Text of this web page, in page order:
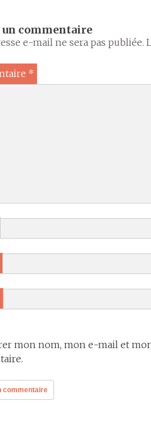
un commentaire
e-mail ne sera pas publiée.
*
mon nom, mon e-mail et